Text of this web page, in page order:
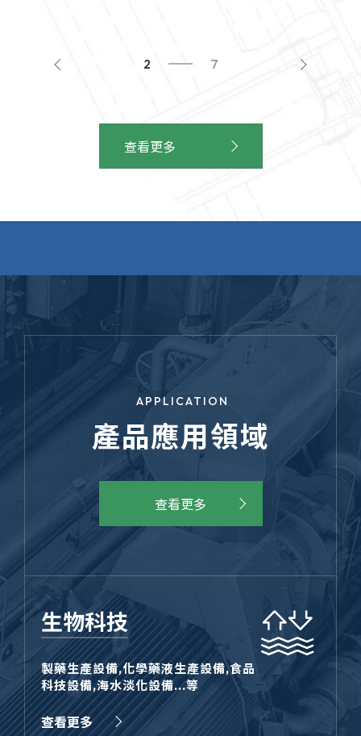
查看更多
2 7
APPLICATION
產品應用領域
查看更多
生物科技
製藥生產設備,化學藥液生產設備,食品
科技設備,海水淡化設備...等
查看更多